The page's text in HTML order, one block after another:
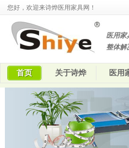
您好，欢迎来诗烨医用家具网！
医用家
整体解
首页 关于诗烨 医用